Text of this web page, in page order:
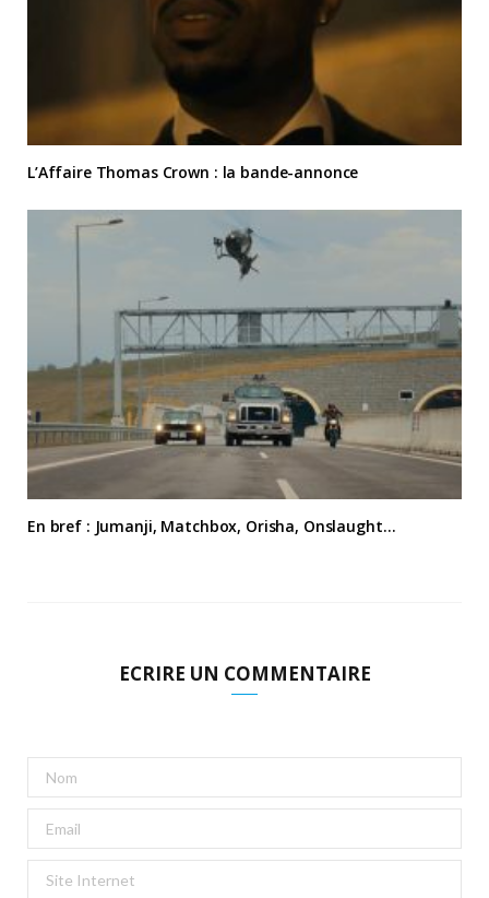
L’Affaire Thomas Crown : la bande-annonce
En bref : Jumanji, Matchbox, Orisha, Onslaught…
ECRIRE UN COMMENTAIRE